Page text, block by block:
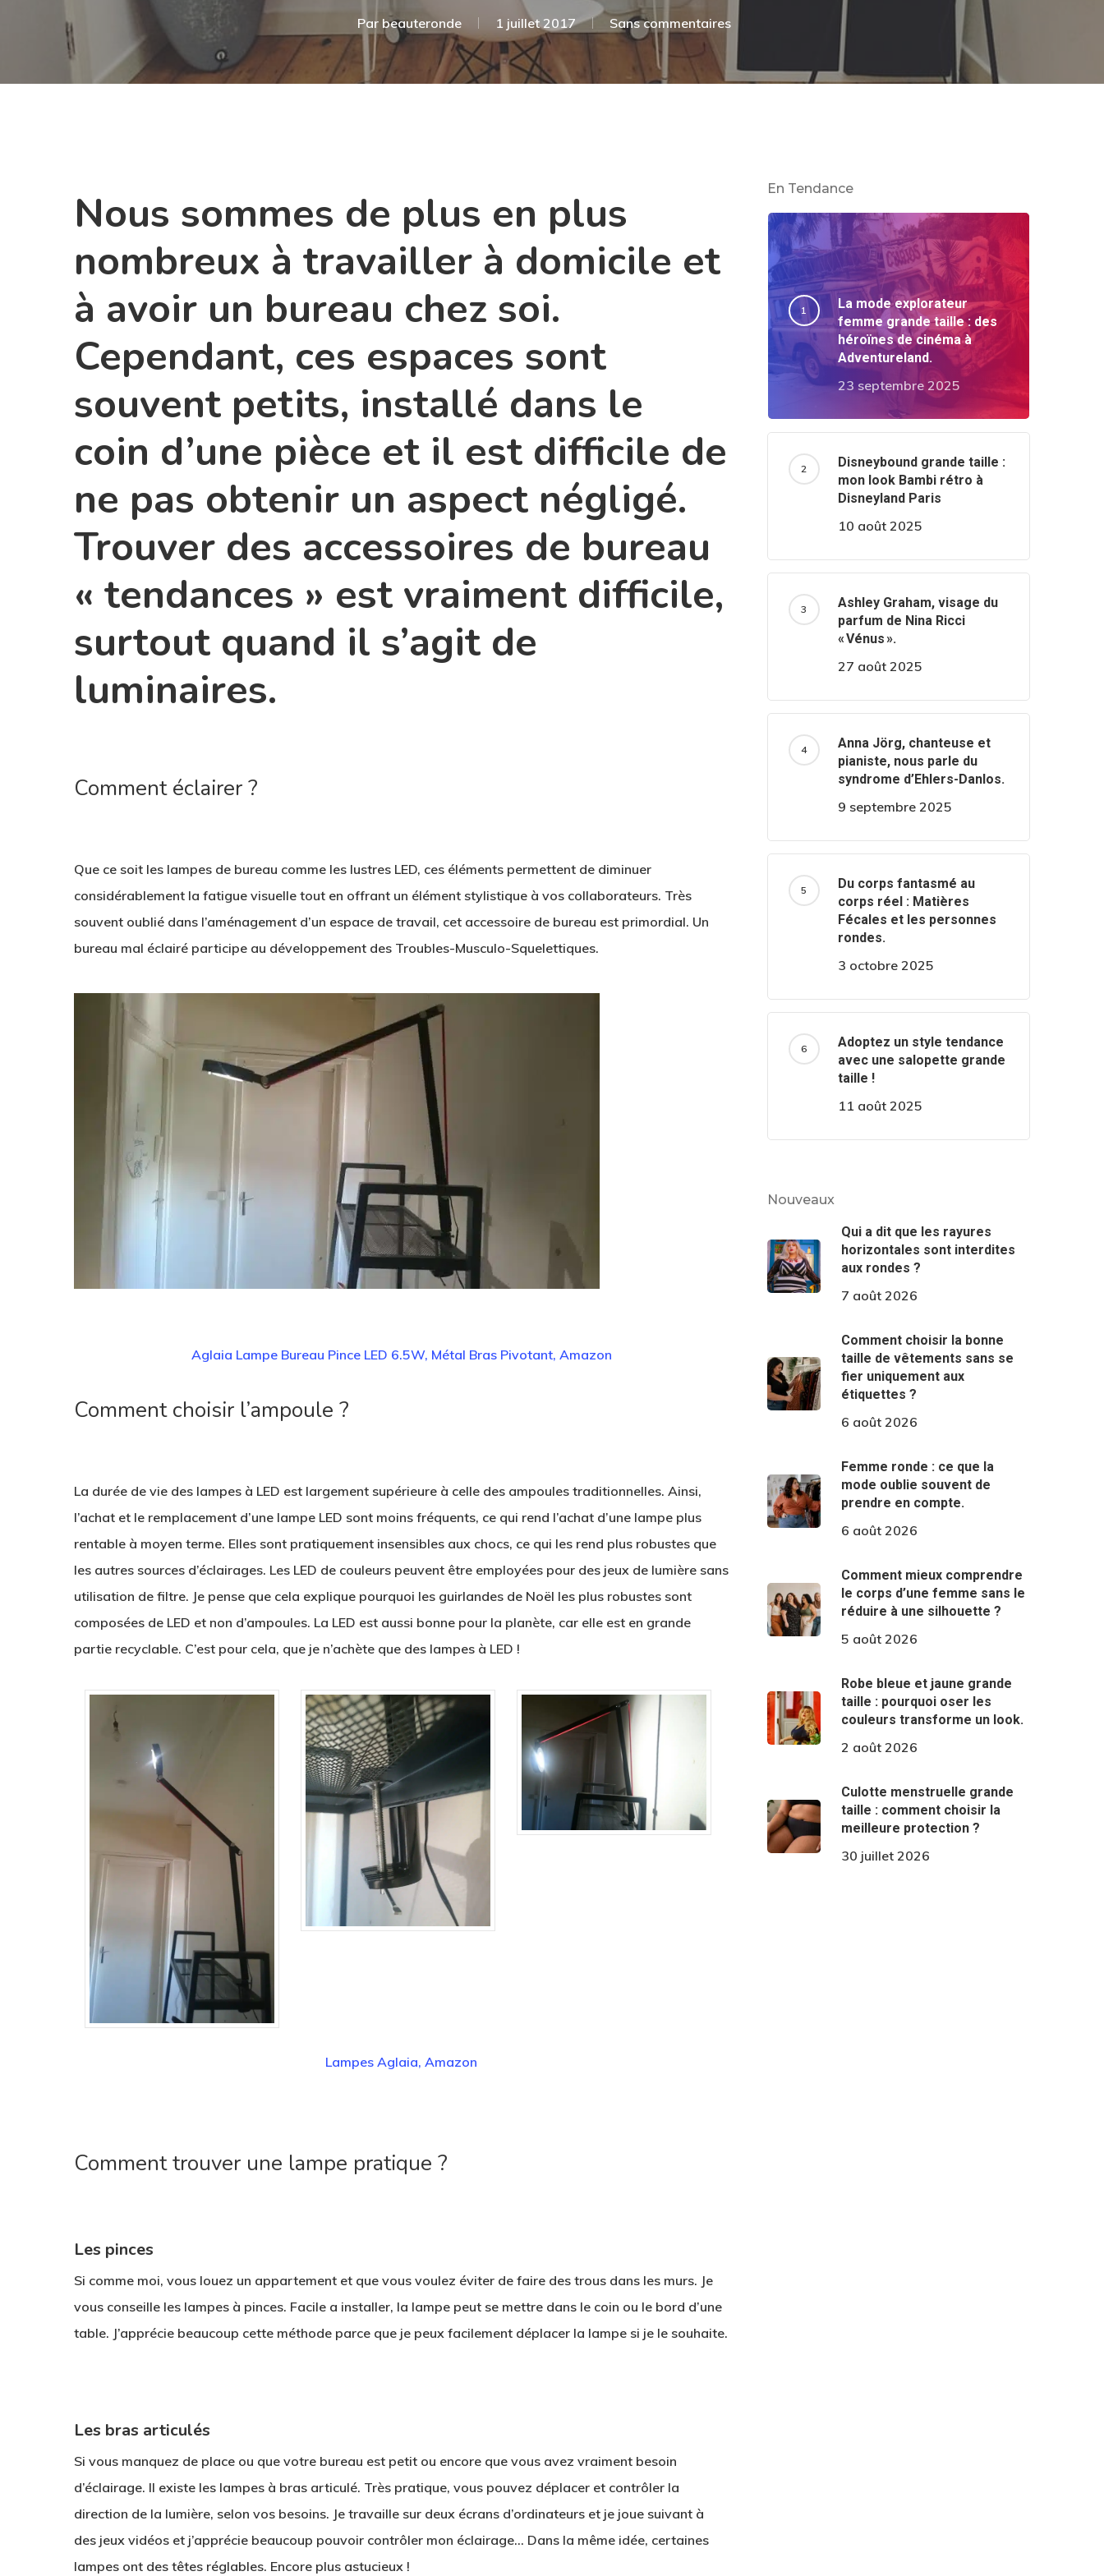
Hit enter to search or ESC to close
Par beauteronde 1 juillet 2017 Sans commentaires
Nous sommes de plus en plus
nombreux à travailler à domicile et
à avoir un bureau chez soi.
Cependant, ces espaces sont
souvent petits, installé dans le
coin d’une pièce et il est difficile de
ne pas obtenir un aspect négligé.
Trouver des accessoires de bureau
« tendances » est vraiment difficile,
surtout quand il s’agit de
luminaires.
Comment éclairer ?
Que ce soit les lampes de bureau comme les lustres LED, ces éléments permettent de diminuer
considérablement la fatigue visuelle tout en offrant un élément stylistique à vos collaborateurs. Très
souvent oublié dans l’aménagement d’un espace de travail, cet accessoire de bureau est primordial. Un
bureau mal éclairé participe au développement des Troubles-Musculo-Squelettiques.
Aglaia Lampe Bureau Pince LED 6.5W, Métal Bras Pivotant, Amazon
Comment choisir l’ampoule ?
La durée de vie des lampes à LED est largement supérieure à celle des ampoules traditionnelles. Ainsi,
l’achat et le remplacement d’une lampe LED sont moins fréquents, ce qui rend l’achat d’une lampe plus
rentable à moyen terme. Elles sont pratiquement insensibles aux chocs, ce qui les rend plus robustes que
les autres sources d’éclairages. Les LED de couleurs peuvent être employées pour des jeux de lumière sans
utilisation de filtre. Je pense que cela explique pourquoi les guirlandes de Noël les plus robustes sont
composées de LED et non d’ampoules. La LED est aussi bonne pour la planète, car elle est en grande
partie recyclable. C’est pour cela, que je n’achète que des lampes à LED !
Lampes Aglaia, Amazon
Comment trouver une lampe pratique ?
Les pinces
Si comme moi, vous louez un appartement et que vous voulez éviter de faire des trous dans les murs. Je
vous conseille les lampes à pinces. Facile a installer, la lampe peut se mettre dans le coin ou le bord d’une
table. J’apprécie beaucoup cette méthode parce que je peux facilement déplacer la lampe si je le souhaite.
Les bras articulés
Si vous manquez de place ou que votre bureau est petit ou encore que vous avez vraiment besoin
d’éclairage. Il existe les lampes à bras articulé. Très pratique, vous pouvez déplacer et contrôler la
direction de la lumière, selon vos besoins. Je travaille sur deux écrans d’ordinateurs et je joue suivant à
des jeux vidéos et j’apprécie beaucoup pouvoir contrôler mon éclairage… Dans la même idée, certaines
lampes ont des têtes réglables. Encore plus astucieux !
En Tendance
La mode explorateur
femme grande taille : des
héroïnes de cinéma à
Adventureland.
23 septembre 2025
Disneybound grande taille :
mon look Bambi rétro à
Disneyland Paris
10 août 2025
Ashley Graham, visage du
parfum de Nina Ricci
« Vénus ».
27 août 2025
Anna Jörg, chanteuse et
pianiste, nous parle du
syndrome d’Ehlers-Danlos.
9 septembre 2025
Du corps fantasmé au
corps réel : Matières
Fécales et les personnes
rondes.
3 octobre 2025
Adoptez un style tendance
avec une salopette grande
taille !
11 août 2025
Nouveaux
Qui a dit que les rayures
horizontales sont interdites
aux rondes ?
7 août 2026
Comment choisir la bonne
taille de vêtements sans se
fier uniquement aux
étiquettes ?
6 août 2026
Femme ronde : ce que la
mode oublie souvent de
prendre en compte.
6 août 2026
Comment mieux comprendre
le corps d’une femme sans le
réduire à une silhouette ?
5 août 2026
Robe bleue et jaune grande
taille : pourquoi oser les
couleurs transforme un look.
2 août 2026
Culotte menstruelle grande
taille : comment choisir la
meilleure protection ?
30 juillet 2026